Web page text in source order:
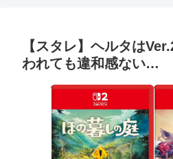
【スタレ】ヘルタは
われても違和感ない…